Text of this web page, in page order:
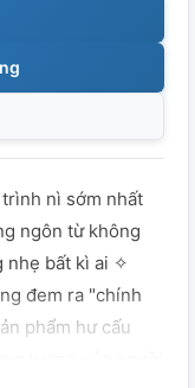
nì sớm nhất
ngôn từ không
nhẹ bất kì ai ✧
đem ra "chính
phẩm hư cấu